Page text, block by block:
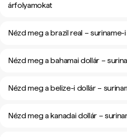
árfolyamokat
Nézd meg a brazil real –
Nézd meg a bahamai dollár –
Nézd meg a belize-i dollár –
Nézd meg a kanadai dollár –